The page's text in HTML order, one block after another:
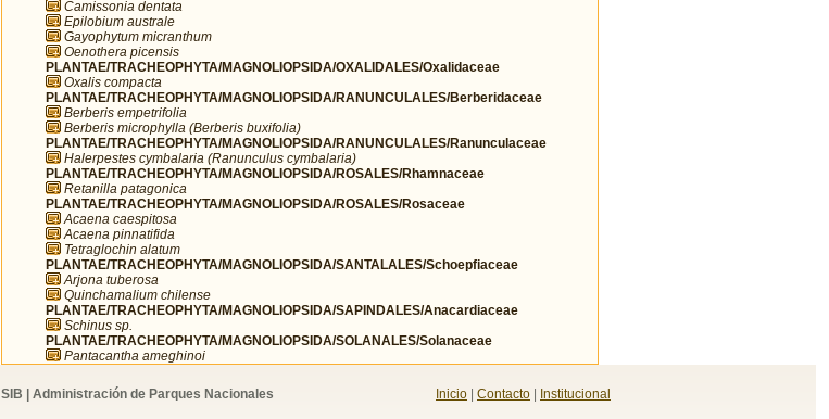
Camissonia dentata
Epilobium australe
Gayophytum micranthum
Oenothera picensis
PLANTAE/TRACHEOPHYTA/MAGNOLIOPSIDA/OXALIDALES/Oxalidaceae
Oxalis compacta
PLANTAE/TRACHEOPHYTA/MAGNOLIOPSIDA/RANUNCULALES/Berberidaceae
Berberis empetrifolia
Berberis microphylla (Berberis buxifolia)
PLANTAE/TRACHEOPHYTA/MAGNOLIOPSIDA/RANUNCULALES/Ranunculaceae
Halerpestes cymbalaria (Ranunculus cymbalaria)
PLANTAE/TRACHEOPHYTA/MAGNOLIOPSIDA/ROSALES/Rhamnaceae
Retanilla patagonica
PLANTAE/TRACHEOPHYTA/MAGNOLIOPSIDA/ROSALES/Rosaceae
Acaena caespitosa
Acaena pinnatifida
Tetraglochin alatum
PLANTAE/TRACHEOPHYTA/MAGNOLIOPSIDA/SANTALALES/Schoepfiaceae
Arjona tuberosa
Quinchamalium chilense
PLANTAE/TRACHEOPHYTA/MAGNOLIOPSIDA/SAPINDALES/Anacardiaceae
Schinus sp.
PLANTAE/TRACHEOPHYTA/MAGNOLIOPSIDA/SOLANALES/Solanaceae
Pantacantha ameghinoi
SIB | Administración de Parques Nacionales Inicio | Contacto | Institucional